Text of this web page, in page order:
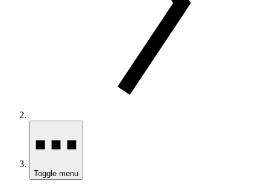
Toggle menu